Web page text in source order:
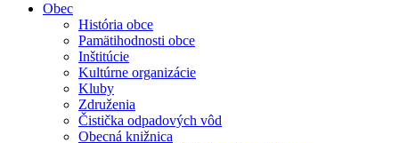
Obec
História obce
Pamätihodnosti obce
Inštitúcie
Kultúrne organizácie
Kluby
Združenia
Čistička odpadových vôd
Obecná knižnica